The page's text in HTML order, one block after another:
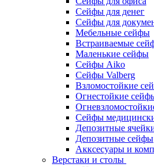
Сейфы для денег
Сейфы для
Мебельные сейфы
Встраиваемые
Маленькие сейфы
Сейфы Aiko
Сейфы Valberg
Взломостойкие
Огнестойкие
Сейфы
Депозитные
Депозитные сейфы
Акксесуары и
Верстаки и столы